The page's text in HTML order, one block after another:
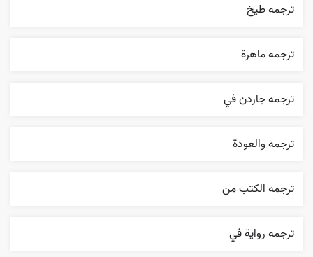
ترجمه طيخ
ترجمه ماهرة
ترجمه جاردن في
ترجمه والعودة
ترجمه الکتب من
ترجمه روایة في